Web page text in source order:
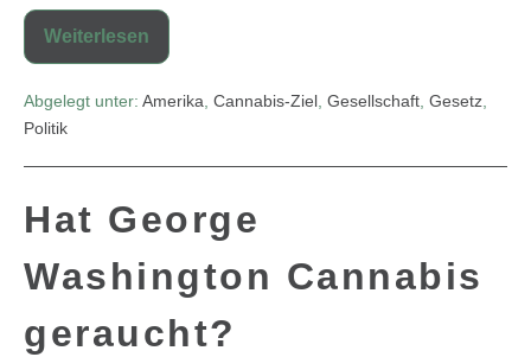
Weiterlesen
Abgelegt unter: Amerika, Cannabis-Ziel, Gesellschaft, Gesetz,
Politik
Hat George
Washington Cannabis
geraucht?